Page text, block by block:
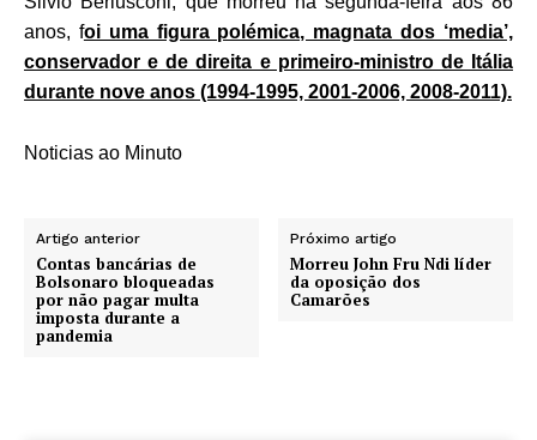
anos, foi uma figura polémica, magnata dos ‘media’,
conservador e de direita e primeiro-ministro de Itália
durante nove anos (1994-1995, 2001-2006, 2008-2011).
Noticias ao Minuto
Artigo anterior
Contas bancárias de
Bolsonaro bloqueadas
por não pagar multa
imposta durante a
pandemia
Próximo artigo
Morreu John Fru Ndi líder
da oposição dos
Camarões